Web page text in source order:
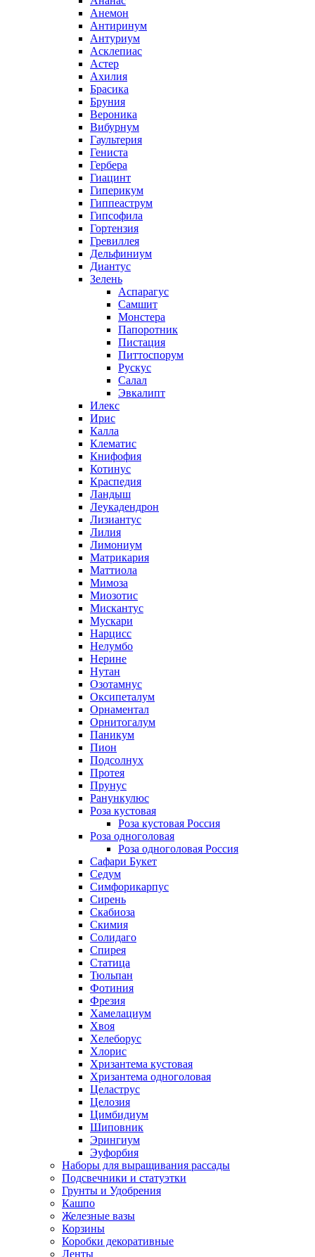
Анемон
Антиринум
Антуриум
Асклепиас
Астер
Ахилия
Брасика
Бруния
Вероника
Вибурнум
Гаультерия
Гениста
Гербера
Гиацинт
Гиперикум
Гиппеаструм
Гипсофила
Гортензия
Гревиллея
Дельфиниум
Диантус
Зелень
Аспарагус
Самшит
Монстера
Папоротник
Пистация
Питтоспорум
Рускус
Салал
Эвкалипт
Илекс
Ирис
Калла
Клематис
Книфофия
Котинус
Краспедия
Ландыш
Леукадендрон
Лизиантус
Лилия
Лимониум
Матрикария
Маттиола
Мимоза
Миозотис
Мискантус
Мускари
Нарцисс
Нелумбо
Нерине
Нутан
Озотамнус
Оксипеталум
Орнаментал
Орнитогалум
Паникум
Пион
Подсолнух
Протея
Прунус
Ранункулюс
Роза кустовая
Роза кустовая Россия
Роза одноголовая
Роза одноголовая Россия
Сафари Букет
Седум
Симфорикарпус
Сирень
Скабиоза
Скимия
Солидаго
Спирея
Статица
Тюльпан
Фотиния
Фрезия
Хамелациум
Хвоя
Хелеборус
Хлорис
Хризантема кустовая
Хризантема одноголовая
Целаструс
Целозия
Цимбидиум
Шиповник
Эрингиум
Эуфорбия
Наборы для выращивания рассады
Подсвечники и статуэтки
Грунты и Удобрения
Кашпо
Железные вазы
Корзины
Коробки декоративные
Ленты